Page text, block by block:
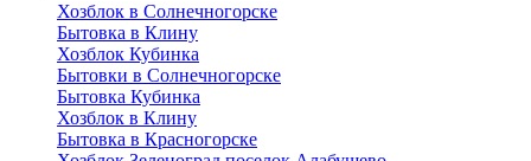
Хозблок в Солнечногорске
Бытовка в Клину
Хозблок Кубинка
Бытовки в Солнечногорске
Бытовка Кубинка
Хозблок в Клину
Бытовка в Красногорске